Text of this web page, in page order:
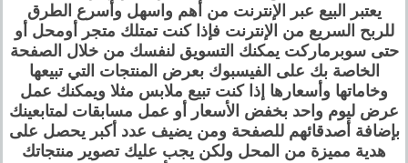
يعتبر البيع عبر الإنترنت من أهم واسهل وأسرع الطرق
للربح السريع من الإنترنت فإذا كنت تمتلك متجر أومحل أو
حتى سوبرماركت يمكنك التسويق لنفسك من خلال الصفحة
الخاصة بك على الفيسبوك بعرض المنتجات التي تبيعها
وخاماتها وأسعارها إذا كنت تبيع ملابس مثلا ويمكنك عمل
عرض ليوم واحد بخفض الأسعار أو عمل مسابقات لمتابعينك
بإضافة أصدقائهم للصفحة ومن يضيف عدد أكبر يحصل على
هدية مميزة من المحل ولكن يجب عليك تصوير منتجاتك